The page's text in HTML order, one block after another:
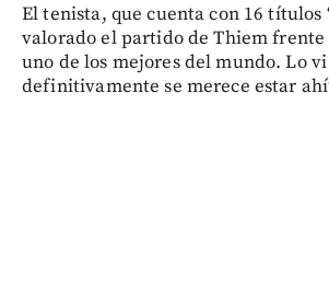
El tenista, que cuenta con 16 títulos
valorado el partido de Thiem frente
uno de los mejores del mundo. Lo
definitivamente se merece estar